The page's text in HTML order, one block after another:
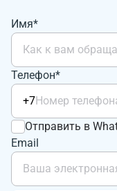
Имя*
Телефон*
+7
Отправить в
Email